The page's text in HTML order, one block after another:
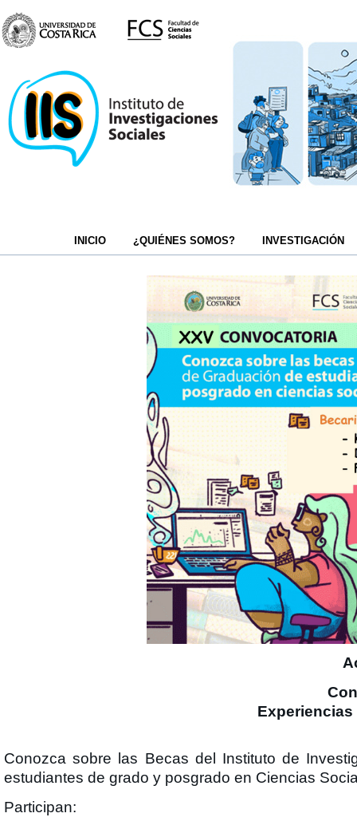
INICIO ¿QUIÉNES SOMOS? INVESTIGACIÓN
Experiencias
Conozca sobre las Becas del Instituto de
estudiantes de grado y posgrado en Ciencias
Participan: